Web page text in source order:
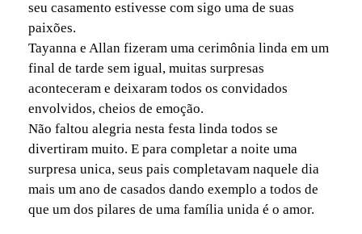
seu casamento estivesse com sigo uma de suas
paixões.
Tayanna e Allan fizeram uma cerimônia linda em um
final de tarde sem igual, muitas surpresas
aconteceram e deixaram todos os convidados
envolvidos, cheios de emoção.
Não faltou alegria nesta festa linda todos se
divertiram muito. E para completar a noite uma
surpresa unica, seus pais completavam naquele dia
mais um ano de casados dando exemplo a todos de
que um dos pilares de uma família unida é o amor.